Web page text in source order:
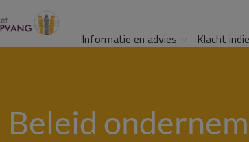
Informatie en advies Klacht
Beleid